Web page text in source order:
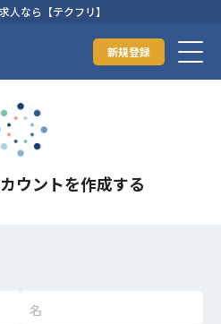
人なら【テクフリ】
新規登録
ウントを作成する